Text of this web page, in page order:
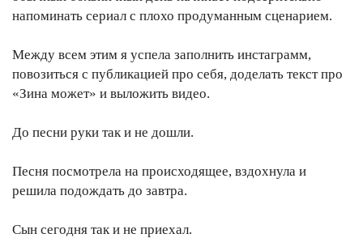
напоминать сериал с плохо продуманным сценарием.
Между всем этим я успела заполнить инстаграмм,
повозиться с публикацией про себя, доделать текст про
«Зина может» и выложить видео.
До песни руки так и не дошли.
Песня посмотрела на происходящее, вздохнула и
решила подождать до завтра.
Сын сегодня так и не приехал.